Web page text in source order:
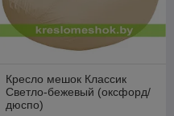
Кресло мешок Классик
Светло-бежевый (оксфорд/
дюспо)